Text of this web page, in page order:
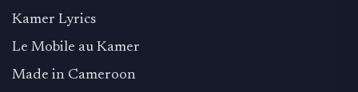
Kamer Lyrics
Le Mobile au Kamer
Made in Cameroon